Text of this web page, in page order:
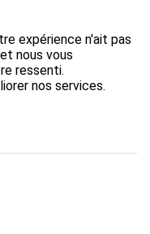
expérience n'ait pas
nous vous
ressenti.
nos services.